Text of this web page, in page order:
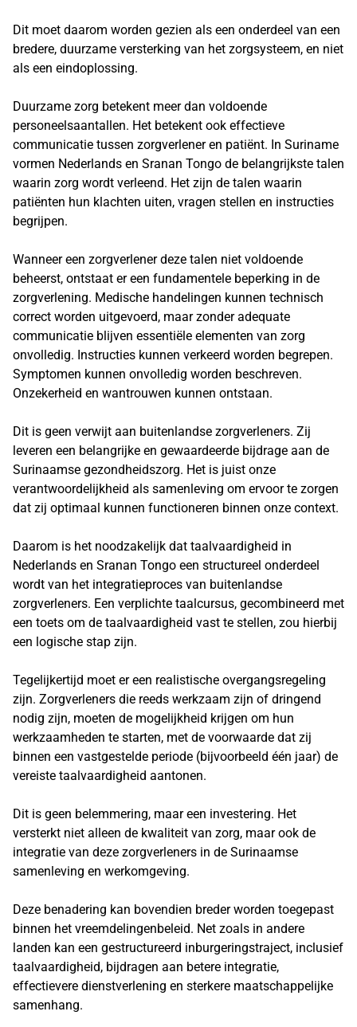
Dit moet daarom worden gezien als een onderdeel van een
bredere, duurzame versterking van het zorgsysteem, en niet
als een eindoplossing.
Duurzame zorg betekent meer dan voldoende
personeelsaantallen. Het betekent ook effectieve
communicatie tussen zorgverlener en patiënt. In Suriname
vormen Nederlands en Sranan Tongo de belangrijkste talen
waarin zorg wordt verleend. Het zijn de talen waarin
patiënten hun klachten uiten, vragen stellen en instructies
begrijpen.
Wanneer een zorgverlener deze talen niet voldoende
beheerst, ontstaat er een fundamentele beperking in de
zorgverlening. Medische handelingen kunnen technisch
correct worden uitgevoerd, maar zonder adequate
communicatie blijven essentiële elementen van zorg
onvolledig. Instructies kunnen verkeerd worden begrepen.
Symptomen kunnen onvolledig worden beschreven.
Onzekerheid en wantrouwen kunnen ontstaan.
Dit is geen verwijt aan buitenlandse zorgverleners. Zij
leveren een belangrijke en gewaardeerde bijdrage aan de
Surinaamse gezondheidszorg. Het is juist onze
verantwoordelijkheid als samenleving om ervoor te zorgen
dat zij optimaal kunnen functioneren binnen onze context.
Daarom is het noodzakelijk dat taalvaardigheid in
Nederlands en Sranan Tongo een structureel onderdeel
wordt van het integratieproces van buitenlandse
zorgverleners. Een verplichte taalcursus, gecombineerd met
een toets om de taalvaardigheid vast te stellen, zou hierbij
een logische stap zijn.
Tegelijkertijd moet er een realistische overgangsregeling
zijn. Zorgverleners die reeds werkzaam zijn of dringend
nodig zijn, moeten de mogelijkheid krijgen om hun
werkzaamheden te starten, met de voorwaarde dat zij
binnen een vastgestelde periode (bijvoorbeeld één jaar) de
vereiste taalvaardigheid aantonen.
Dit is geen belemmering, maar een investering. Het
versterkt niet alleen de kwaliteit van zorg, maar ook de
integratie van deze zorgverleners in de Surinaamse
samenleving en werkomgeving.
Deze benadering kan bovendien breder worden toegepast
binnen het vreemdelingenbeleid. Net zoals in andere
landen kan een gestructureerd inburgeringstraject, inclusief
taalvaardigheid, bijdragen aan betere integratie,
effectievere dienstverlening en sterkere maatschappelijke
samenhang.